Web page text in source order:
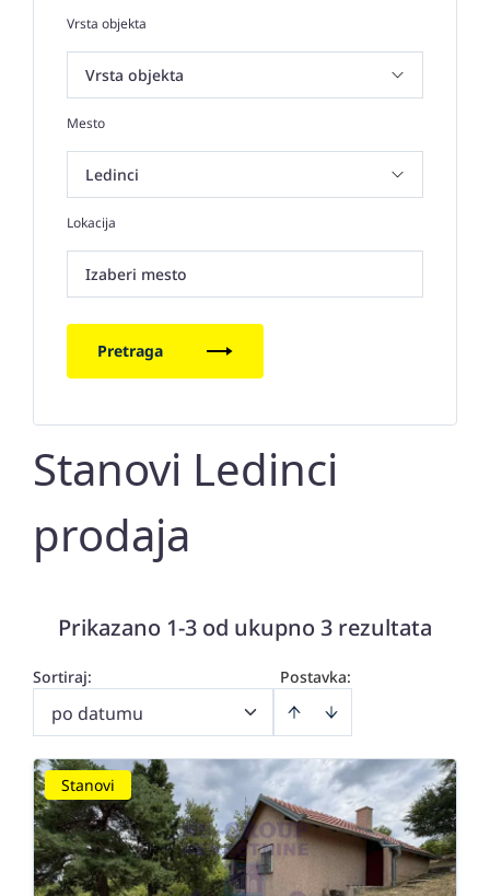
Vrsta objekta
Mesto
Lokacija
Izaberi mesto
Pretraga
Stanovi Ledinci
prodaja
Prikazano 1-3 od ukupno 3 rezultata
Postavka:
Sortiraj:
po datumu
Stanovi